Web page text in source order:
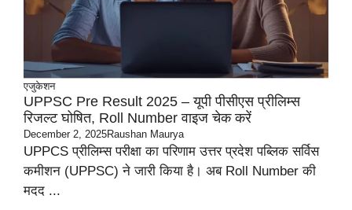
एजुकेशन
UPPSC Pre Result 2025 – यूपी पीसीएस प्रीलिम्स
रिजल्ट घोषित, Roll Number वाइज चेक करें
December 2, 2025Raushan Maurya
UPPCS प्रीलिम्स परीक्षा का परिणाम उत्तर प्रदेश पब्लिक सर्विस
कमीशन (UPPSC) ने जारी किया है। अब Roll Number की
मदद ...